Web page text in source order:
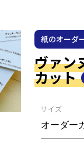
紙のオーダ
ヴァン
カット
サイズ